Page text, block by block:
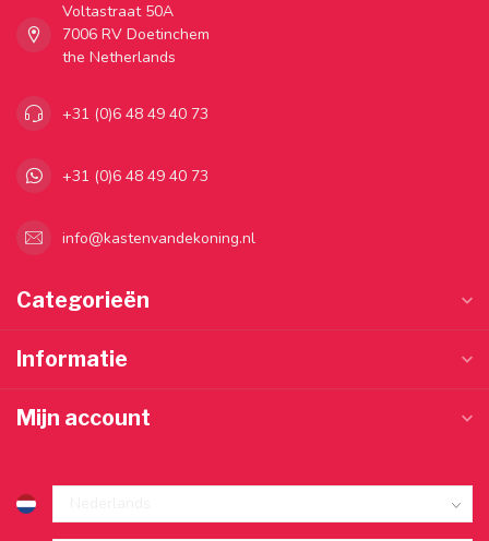
Voltastraat 50A
7006 RV Doetinchem
the Netherlands
+31 (0)6 48 49 40 73
+31 (0)6 48 49 40 73
info@kastenvandekoning.nl
Categorieën
Informatie
Mijn account